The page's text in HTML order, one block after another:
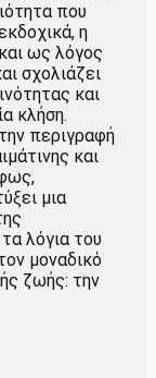
που
η
ως λόγος
σχολιάζει
και
κλήση.
περιγραφή
και
μια
λόγια του
μοναδικό
ζωής: την